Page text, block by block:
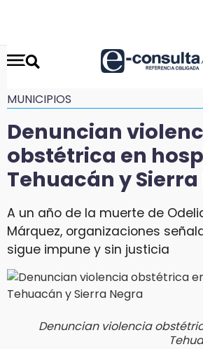
MUNICIPIOS
Denuncian
obstétrica en
Tehuacán y
A un año de la muerte de
Márquez, organizaciones
sigue impune y sin justicia
Denuncian violencia